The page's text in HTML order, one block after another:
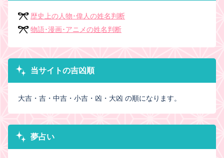
歴史上の人物･偉人の姓名判断
物語･漫画･アニメの姓名判断
当サイトの吉凶順
大吉・吉・中吉・小吉・凶・大凶 の順になります。
夢占い